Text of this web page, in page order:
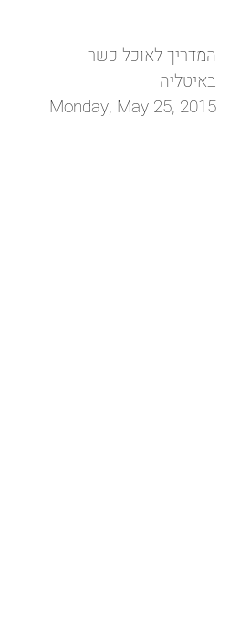
המדריך לאוכל כשר
באיטליה
Monday, May 25, 2015